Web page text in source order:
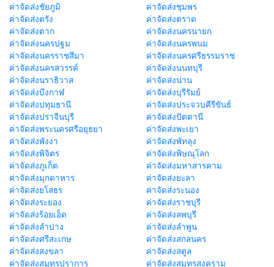
ค่าจัดส่งชัยภูมิ
ค่าจัดส่งชุมพร
ค่าจัดส่งตรัง
ค่าจัดส่งตราด
ค่าจัดส่งตาก
ค่าจัดส่งนครนายก
ค่าจัดส่งนครปฐม
ค่าจัดส่งนครพนม
ค่าจัดส่งนครราชสีมา
ค่าจัดส่งนครศรีธรรมราช
ค่าจัดส่งนครสวรรค์
ค่าจัดส่งนนทบุรี
ค่าจัดส่งนราธิวาส
ค่าจัดส่งน่าน
ค่าจัดส่งบึงกาฬ
ค่าจัดส่งบุรีรัมย์
ค่าจัดส่งปทุมธานี
ค่าจัดส่งประจวบคีรีขันธ์
ค่าจัดส่งปราจีนบุรี
ค่าจัดส่งปัตตานี
ค่าจัดส่งพระนครศรีอยุธยา
ค่าจัดส่งพะเยา
ค่าจัดส่งพังงา
ค่าจัดส่งพัทลุง
ค่าจัดส่งพิจิตร
ค่าจัดส่งพิษณุโลก
ค่าจัดส่งภูเก็ต
ค่าจัดส่งมหาสารคาม
ค่าจัดส่งมุกดาหาร
ค่าจัดส่งยะลา
ค่าจัดส่งยโสธร
ค่าจัดส่งระนอง
ค่าจัดส่งระยอง
ค่าจัดส่งราชบุรี
ค่าจัดส่งร้อยเอ็ด
ค่าจัดส่งลพบุรี
ค่าจัดส่งลำปาง
ค่าจัดส่งลำพูน
ค่าจัดส่งศรีสะเกษ
ค่าจัดส่งสกลนคร
ค่าจัดส่งสงขลา
ค่าจัดส่งสตูล
ค่าจัดส่งสมุทรปราการ
ค่าจัดส่งสมุทรสงคราม